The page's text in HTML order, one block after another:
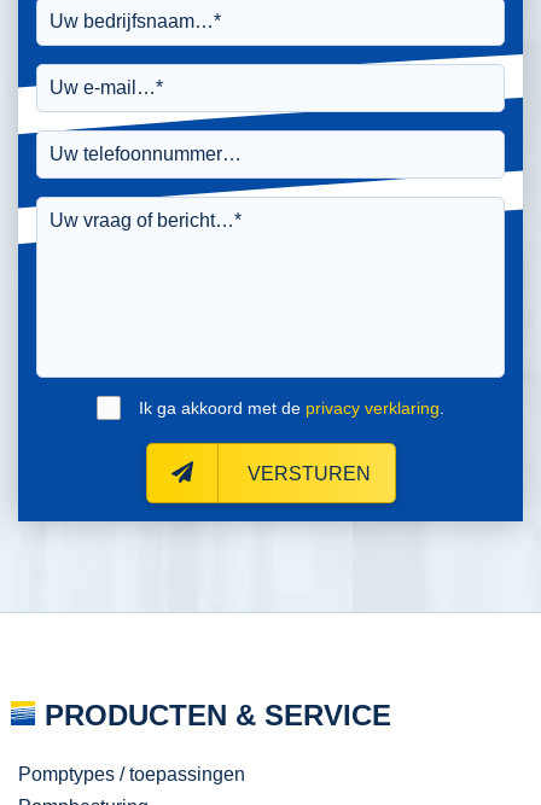
Ik ga akkoord met de privacy verklaring
VERSTUREN
PRODUCTEN & SERVICE
Pomptypes / toepassingen